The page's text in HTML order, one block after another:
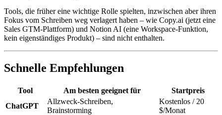
Tools, die früher eine wichtige Rolle spielten, inzwischen aber ihren
Fokus vom Schreiben weg verlagert haben – wie Copy.ai (jetzt eine
Sales GTM-Plattform) und Notion AI (eine Workspace-Funktion,
kein eigenständiges Produkt) – sind nicht enthalten.
Schnelle Empfehlungen
Tool Am besten geeignet für
Startpreis
ChatGPT
Allzweck-Schreiben,
Brainstorming
Kostenlos / 20
$/Monat